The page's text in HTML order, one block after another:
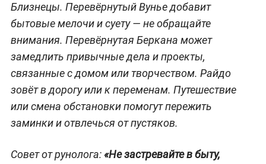
Близнецы. Перевёрнутый Вунье добавит
бытовые мелочи и суету — не обращайте
внимания. Перевёрнутая Беркана может
замедлить привычные дела и проекты,
связанные с домом или творчеством. Райдо
зовёт в дорогу или к переменам. Путешествие
или смена обстановки помогут пережить
заминки и отвлечься от пустяков.
Совет от рунолога:«Не застревайте в быту,